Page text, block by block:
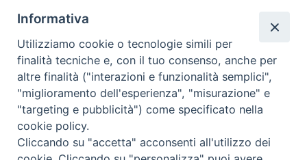
Torna il Campo Missionario Diocesano
_____________________________________________________
_____________________________
Informativa
Utilizziamo cookie o tecnologie simili per
finalità tecniche e, con il tuo consenso, anche per
altre finalità ("interazioni e funzionalità semplici",
"miglioramento dell'esperienza", "misurazione" e
"targeting e pubblicità") come specificato nella
cookie policy.
Cliccando su "accetta" acconsenti all'utilizzo dei